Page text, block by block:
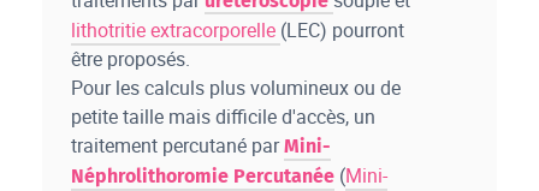
lithotritie extracorporelle (LEC) pourront
être proposés.
Pour les calculs plus volumineux ou de
petite taille mais difficile d'accès, un
traitement percutané parMini-
Néphrolithoromie Percutanée (Mini-